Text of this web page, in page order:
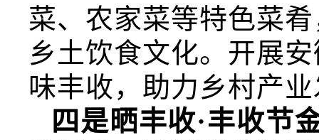
菜、农家菜等特色菜
乡土饮食文化。开展
味丰收，助力乡村产
四是晒丰收·丰收节